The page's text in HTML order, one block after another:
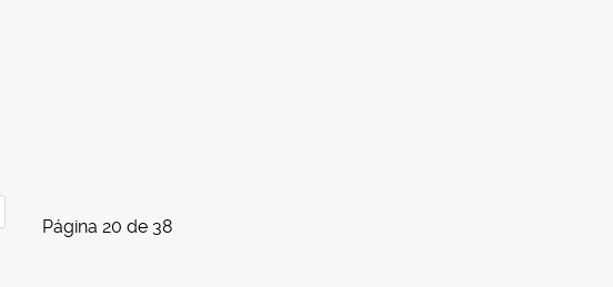
Página 20 de 38